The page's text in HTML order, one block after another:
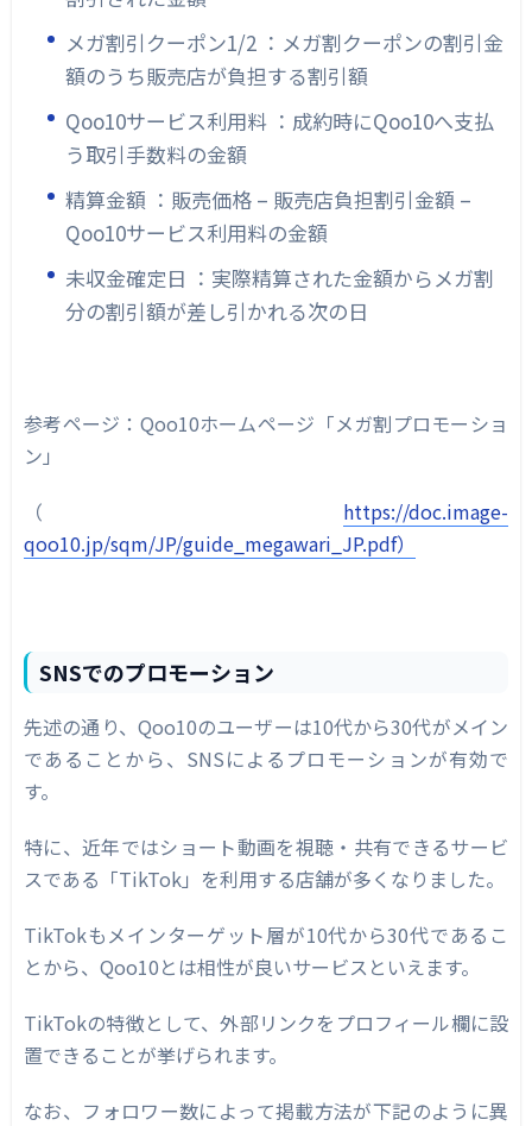
メガ割引クーポン1/2 ：メガ割クーポンの割引金
額のうち販売店が負担する割引額
Qoo10サービス利用料 ：成約時にQoo10へ支払
う取引手数料の金額
精算金額 ：販売価格 – 販売店負担割引金額 –
Qoo10サービス利用料の金額
未収金確定日 ：実際精算された金額からメガ割
分の割引額が差し引かれる次の日
参考ページ：Qoo10ホームページ「メガ割プロモーショ
ン」
（ https://doc.image-
qoo10.jp/sqm/JP/guide_megawari_JP.pdf）
SNSでのプロモーション
先述の通り、Qoo10のユーザーは10代から30代がメイン
であることから、SNSによるプロモーションが有効で
す。
特に、近年ではショート動画を視聴・共有できるサービ
スである「TikTok」を利用する店舗が多くなりました。
TikTokもメインターゲット層が10代から30代であるこ
とから、Qoo10とは相性が良いサービスといえます。
TikTokの特徴として、外部リンクをプロフィール欄に設
置できることが挙げられます。
なお、フォロワー数によって掲載方法が下記のように異